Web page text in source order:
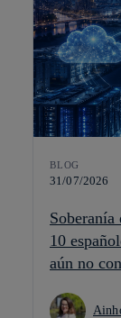
BLOG
31/07/2026
10
aún no